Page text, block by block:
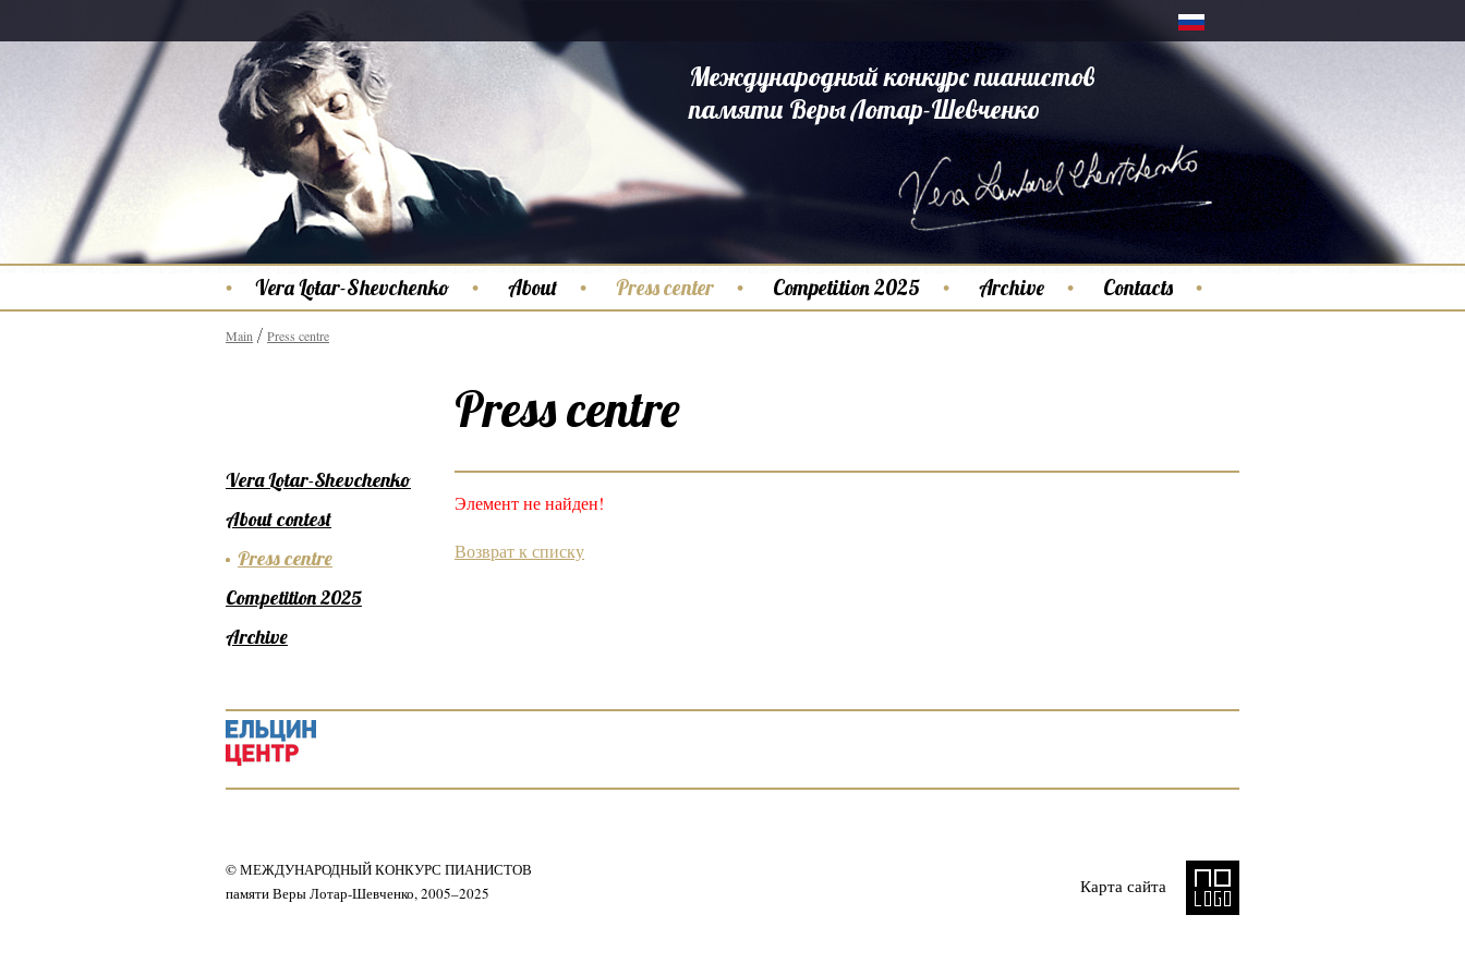
Международный конкурс пианистов
памяти Веры Лотар-Шевченко
Vera Lotar-Shevchenko About Press center Competition 2025 Archive Contacts
Main Press centre
Press centre
Элемент не найден!
Возврат к списку
Vera Lotar-Shevchenko
About contest
Press centre
Competition 2025
Archive
Карта сайта
© МЕЖДУНАРОДНЫЙ КОНКУРС ПИАНИСТОВ
памяти Веры Лотар-Шевченко, 2005–2025